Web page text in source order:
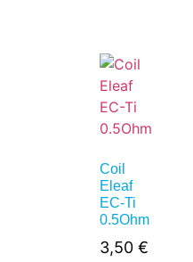
Coil
Eleaf
EC-Ti
0.5Ohm
3,50 €